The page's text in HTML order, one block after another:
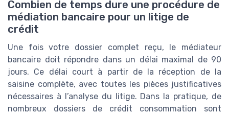
Combien de temps dure une procédure de
médiation bancaire pour un litige de
crédit
Une fois votre dossier complet reçu, le médiateur
bancaire doit répondre dans un délai maximal de 90
jours. Ce délai court à partir de la réception de la
saisine complète, avec toutes les pièces justificatives
nécessaires à l’analyse du litige. Dans la pratique, de
nombreux dossiers de crédit consommation sont